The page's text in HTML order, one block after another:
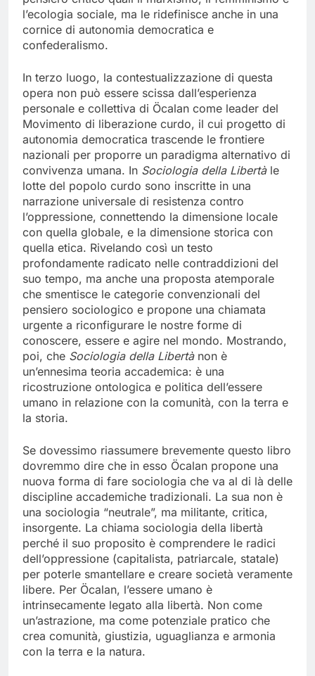
l’ecologia sociale, ma le ridefinisce anche in una
cornice di autonomia democratica e
confederalismo.
In terzo luogo, la contestualizzazione di questa
opera non può essere scissa dall’esperienza
personale e collettiva di Öcalan come leader del
Movimento di liberazione curdo, il cui progetto di
autonomia democratica trascende le frontiere
nazionali per proporre un paradigma alternativo di
convivenza umana. In Sociologia della Libertà le
lotte del popolo curdo sono inscritte in una
narrazione universale di resistenza contro
l’oppressione, connettendo la dimensione locale
con quella globale, e la dimensione storica con
quella etica. Rivelando così un testo
profondamente radicato nelle contraddizioni del
suo tempo, ma anche una proposta atemporale
che smentisce le categorie convenzionali del
pensiero sociologico e propone una chiamata
urgente a riconfigurare le nostre forme di
conoscere, essere e agire nel mondo. Mostrando,
poi, che Sociologia della Libertà non è
un’ennesima teoria accademica: è una
ricostruzione ontologica e politica dell’essere
umano in relazione con la comunità, con la terra e
la storia.
Se dovessimo riassumere brevemente questo libro
dovremmo dire che in esso Öcalan propone una
nuova forma di fare sociologia che va al di là delle
discipline accademiche tradizionali. La sua non è
una sociologia “neutrale”, ma militante, critica,
insorgente. La chiama sociologia della libertà
perché il suo proposito è comprendere le radici
dell’oppressione (capitalista, patriarcale, statale)
per poterle smantellare e creare società veramente
libere. Per Öcalan, l’essere umano è
intrinsecamente legato alla libertà. Non come
un’astrazione, ma come potenziale pratico che
crea comunità, giustizia, uguaglianza e armonia
con la terra e la natura.